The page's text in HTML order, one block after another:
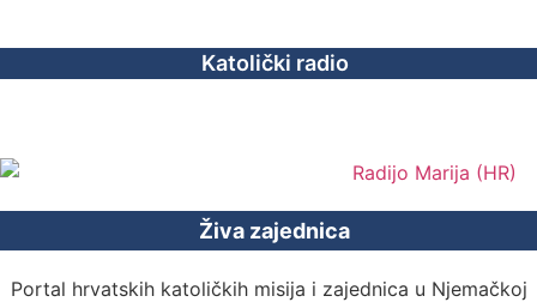
Katolički radio
Živa zajednica
Portal hrvatskih katoličkih misija i zajednica u Njemačkoj